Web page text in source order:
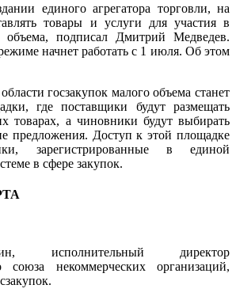
единого агрегатора торговли, на
товары и услуги для участия в
объема, подписал Дмитрий Медведев.
начнет работать с 1 июля. Об этом
госзакупок малого объема станет
где поставщики будут размещать
товарах, а чиновники будут выбирать
предложения. Доступ к этой площадке
зарегистрированные в единой
в сфере закупок.
исполнительный директор
союза некоммерческих организаций,